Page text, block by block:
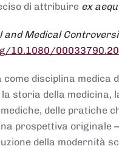
di attribuire ex
Medical
10.1080/
disciplina medica
storia della medicina,
delle pratiche
prospettiva originale
della modernità